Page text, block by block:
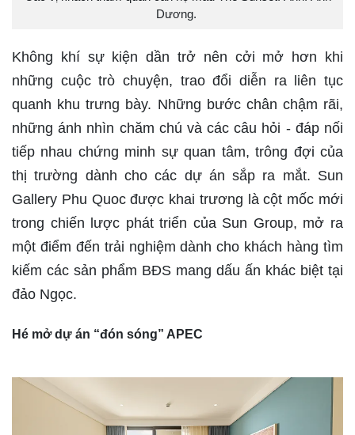
Dương.
Không khí sự kiện dần trở nên cởi mở hơn khi
những cuộc trò chuyện, trao đổi diễn ra liên tục
quanh khu trưng bày. Những bước chân chậm rãi,
những ánh nhìn chăm chú và các câu hỏi - đáp nối
tiếp nhau chứng minh sự quan tâm, trông đợi của
thị trường dành cho các dự án sắp ra mắt. Sun
Gallery Phu Quoc được khai trương là cột mốc mới
trong chiến lược phát triển của Sun Group, mở ra
một điểm đến trải nghiệm dành cho khách hàng tìm
kiếm các sản phẩm BĐS mang dấu ấn khác biệt tại
đảo Ngọc.
Hé mở dự án “đón sóng” APEC